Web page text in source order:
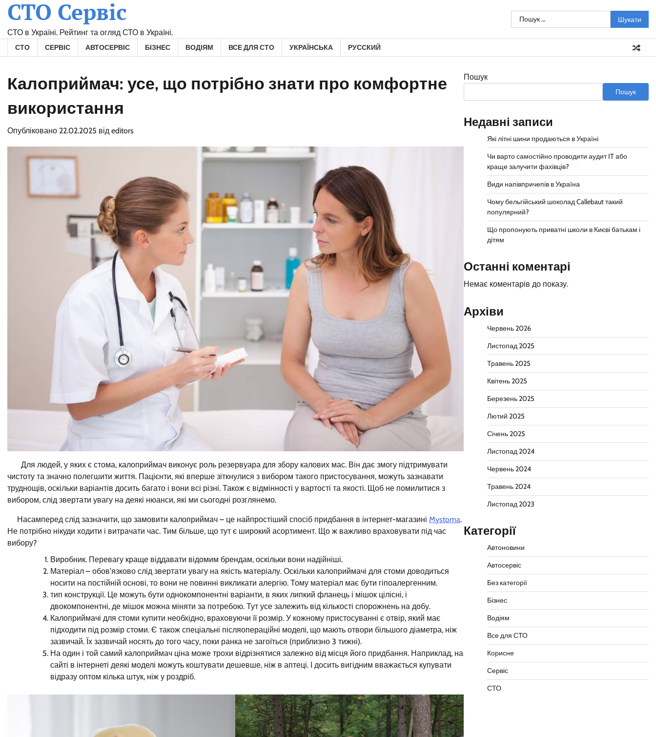
Skip
content
СТО Сервіс
СТО в Україні. Рейтинг та огляд СТО в Україні.
Пошук:
СТО СЕРВІС АВТОСЕРВІС БІЗНЕС ВОДІЯМ ВСЕ ДЛЯ СТО УКРАЇНСЬКА РУССКИЙ
Калоприймач: усе, що потрібно знати про комфортне
використання
Опубліковано 22.02.2025 від editors
Для людей, у яких є стома, калоприймач виконує роль резервуара для збору калових мас. Він дає змогу підтримувати
чистоту та значно полегшити життя. Пацієнти, які вперше зіткнулися з вибором такого пристосування, можуть зазнавати
труднощів, оскільки варіантів досить багато і вони всі різні. Також є відмінності у вартості та якості. Щоб не помилитися з
вибором, слід звертати увагу на деякі нюанси, які ми сьогодні розглянемо.
Насамперед слід зазначити, що замовити калоприймач – це найпростіший спосіб придбання в інтернет-магазині Mystoma.
Не потрібно нікуди ходити і витрачати час. Тим більше, що тут є широкий асортимент. Що ж важливо враховувати під час
вибору?
Виробник. Перевагу краще віддавати відомим брендам, оскільки вони надійніші.
Матеріал – обов’язково слід звертати увагу на якість матеріалу. Оскільки калоприймачі для стоми доводиться
носити на постійній основі, то вони не повинні викликати алергію. Тому матеріал має бути гіпоалергенним.
тип конструкції. Це можуть бути однокомпонентні варіанти, в яких липкий фланець і мішок цілісні, і
двокомпонентні, де мішок можна міняти за потребою. Тут усе залежить від кількості спорожнень на добу.
Калоприймачі для стоми купити необхідно, враховуючи її розмір. У кожному пристосуванні є отвір, який має
підходити під розмір стоми. Є також спеціальні післяопераційні моделі, що мають отвори більшого діаметра, ніж
зазвичай. Їх зазвичай носять до того часу, поки ранка не загоїться (приблизно 3 тижні).
На один і той самий калоприймач ціна може трохи відрізнятися залежно від місця його придбання. Наприклад, на
сайті в інтернеті деякі моделі можуть коштувати дешевше, ніж в аптеці. І досить вигідним вважається купувати
відразу оптом кілька штук, ніж у роздріб.
Пошук
Пошук
Недавні записи
Які літні шини продаються в Україні
Чи варто самостійно проводити аудит IT або
краще залучити фахівців?
Види напівпричепів в Україна
Чому бельгійський шоколад Callebaut такий
популярний?
Що пропонують приватні школи в Києві батькам і
дітям
Останні коментарі
Немає коментарів до показу.
Архіви
Червень 2026
Листопад 2025
Травень 2025
Квітень 2025
Березень 2025
Лютий 2025
Січень 2025
Листопад 2024
Червень 2024
Травень 2024
Листопад 2023
Категорії
Автоновини
Автосервіс
Без категорії
Бізнес
Водіям
Все для СТО
Корисне
Сервіс
СТО